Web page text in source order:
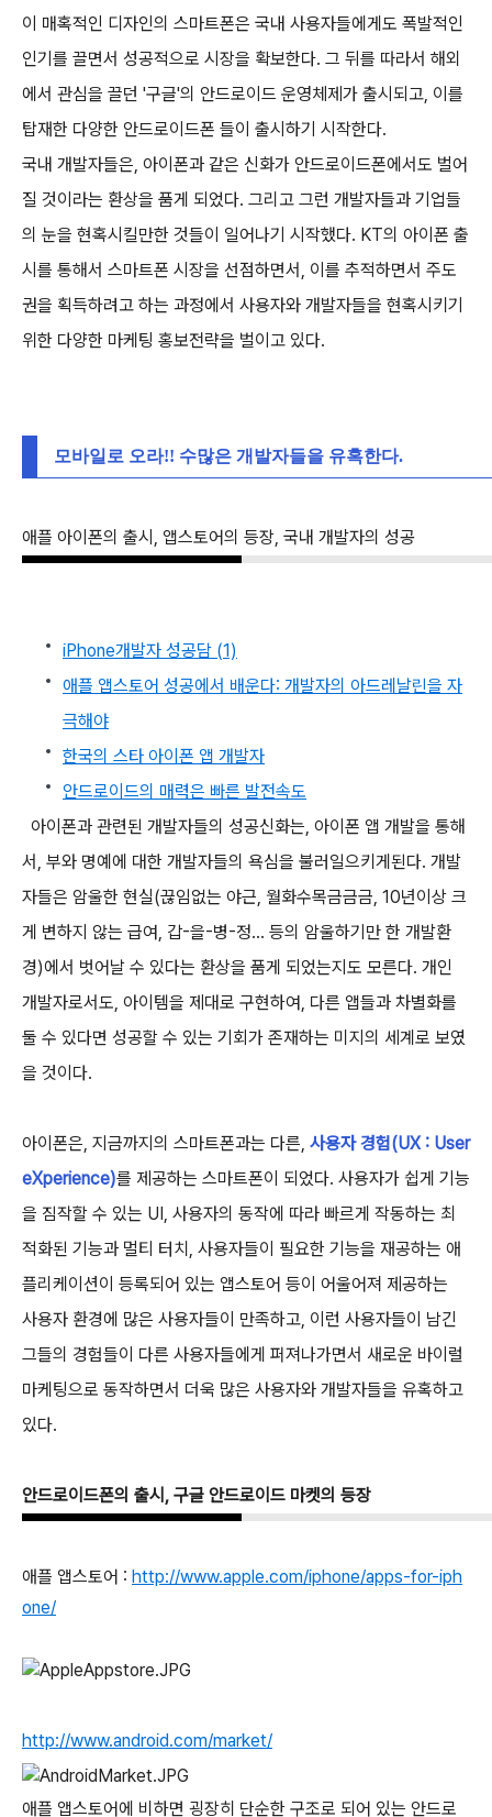
이 매혹적인 디자인의 스마트폰은 국내 사용자들에게도 폭발적인
인기를 끌면서 성공적으로 시장을 확보한다. 그 뒤를 따라서 해외
에서 관심을 끌던 '구글'의 안드로이드 운영체제가 출시되고, 이를
탑재한 다양한 안드로이드폰 들이 출시하기 시작한다.
국내 개발자들은, 아이폰과 같은 신화가 안드로이드폰에서도 벌어
질 것이라는 환상을 품게 되었다. 그리고 그런 개발자들과 기업들
의 눈을 현혹시킬만한 것들이 일어나기 시작했다. KT의 아이폰 출
시를 통해서 스마트폰 시장을 선점하면서, 이를 추적하면서 주도
권을 획득하려고 하는 과정에서 사용자와 개발자들을 현혹시키기
위한 다양한 마케팅 홍보전략을 벌이고 있다.
모바일로 오라!! 수많은 개발자들을 유혹한다.
애플 아이폰의 출시, 앱스토어의 등장, 국내 개발자의 성공
iPhone개발자 성공담 (1)
애플 앱스토어 성공에서 배운다: 개발자의 아드레날린을 자
극해야
한국의 스타 아이폰 앱 개발자
안드로이드의 매력은 빠른 발전속도
아이폰과 관련된 개발자들의 성공신화는, 아이폰 앱 개발을 통해
서, 부와 명예에 대한 개발자들의 욕심을 불러일으키게된다. 개발
자들은 암울한 현실(끊임없는 야근, 월화수목금금금, 10년이상 크
게 변하지 않는 급여, 갑-을-병-정... 등의 암울하기만 한 개발환
경)에서 벗어날 수 있다는 환상을 품게 되었는지도 모른다. 개인
개발자로서도, 아이템을 제대로 구현하여, 다른 앱들과 차별화를
둘 수 있다면 성공할 수 있는 기회가 존재하는 미지의 세계로 보였
을 것이다.
아이폰은, 지금까지의 스마트폰과는 다른, 사용자 경험(UX : User
eXperience)를 제공하는 스마트폰이 되었다. 사용자가 쉽게 기능
을 짐작할 수 있는 UI, 사용자의 동작에 따라 빠르게 작동하는 최
적화된 기능과 멀티 터치, 사용자들이 필요한 기능을 재공하는 애
플리케이션이 등록되어 있는 앱스토어 등이 어울어져 제공하는
사용자 환경에 많은 사용자들이 만족하고, 이런 사용자들이 남긴
그들의 경험들이 다른 사용자들에게 퍼져나가면서 새로운 바이럴
마케팅으로 동작하면서 더욱 많은 사용자와 개발자들을 유혹하고
있다.
안드로이드폰의 출시, 구글 안드로이드 마켓의 등장
애플 앱스토어 : http://www.apple.com/iphone/apps-for-iph
one/
http://www.android.com/market/
애플 앱스토어에 비하면 굉장히 단순한 구조로 되어 있는 안드로